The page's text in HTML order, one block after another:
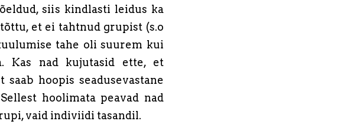
siis kindlasti leidus ka
et ei tahtnud grupist (s.o
tahe oli suurem kui
Kas nad kujutasid ette, et
hoopis seadusevastane
hoolimata peavad nad
vaid indiviidi tasandil.